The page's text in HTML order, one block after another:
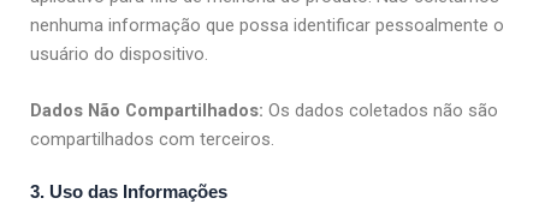
nenhuma informação que possa identificar pessoalmente o
usuário do dispositivo.
Dados Não Compartilhados: Os dados coletados não são
compartilhados com terceiros.
3. Uso das Informações